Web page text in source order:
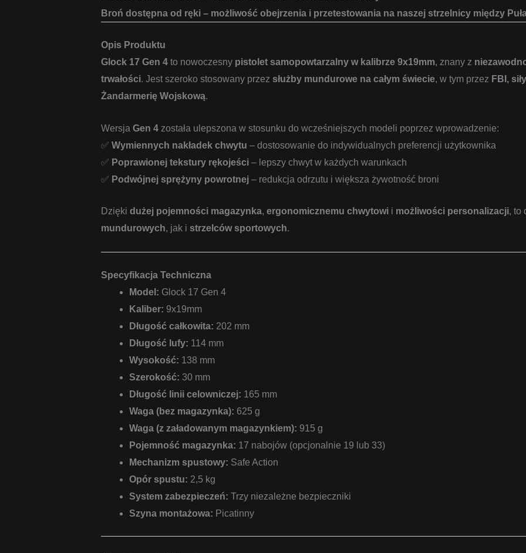
Broń dostępna od ręki – możliwość obejrzenia i przetestowania na naszej strzelnicy między
Opis Produktu
Glock 17 Gen 4 to nowoczesny pistolet samopowtarzalny w kalibrze 9x19mm, znany z
trwałości. Jest szeroko stosowany przez służby mundurowe na całym świecie, w tym przez FBI,
Żandarmerię Wojskową.
Wersja Gen 4 została ulepszona w stosunku do wcześniejszych modeli poprzez wprowadzenie:
✅ Wymiennych nakładek chwytu – dostosowanie do indywidualnych preferencji użytkownika
✅ Poprawionej tekstury rękojeści – lepszy chwyt w każdych warunkach
✅ Podwójnej sprężyny powrotnej – redukcja odrzutu i większa żywotność broni
Dzięki dużej pojemności magazynka, ergonomicznemu chwytowi i możliwości personalizacji, to
mundurowych, jak i strzelców sportowych.
Specyfikacja Techniczna
Model: Glock 17 Gen 4
Kaliber: 9x19mm
Długość całkowita: 202 mm
Długość lufy: 114 mm
Wysokość: 138 mm
Szerokość: 30 mm
Długość linii celowniczej: 165 mm
Waga (bez magazynka): 625 g
Waga (z załadowanym magazynkiem): 915 g
Pojemność magazynka: 17 nabojów (opcjonalnie 19 lub 33)
Mechanizm spustowy: Safe Action
Opór spustu: 2,5 kg
System zabezpieczeń: Trzy niezależne bezpieczniki
Szyna montażowa: Picatinny